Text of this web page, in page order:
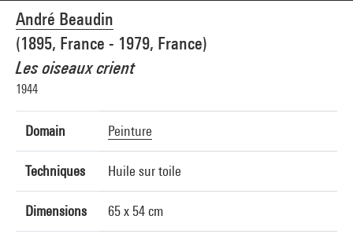
André Beaudin
(1895, France - 1979, France)
Les oiseaux crient
1944
Domain Peinture
Techniques Huile sur toile
Dimensions 65 x 54 cm
Photo credits : Centre Pompidou, MNAM-CCI/Philippe Migeat/Dist. GrandPalaisRmn
Image reference : 4N03924
Image presentation :GrandPalaisRmnPhoto